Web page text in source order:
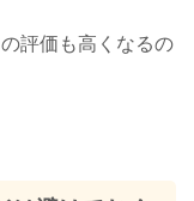
評価も高くなるの